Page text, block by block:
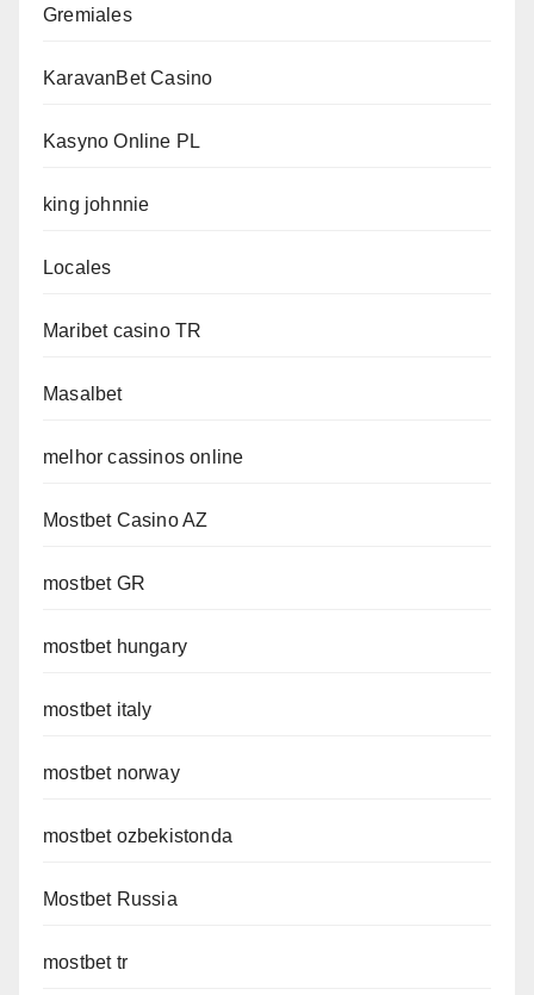
Gremiales
KaravanBet Casino
Kasyno Online PL
king johnnie
Locales
Maribet casino TR
Masalbet
melhor cassinos online
Mostbet Casino AZ
mostbet GR
mostbet hungary
mostbet italy
mostbet norway
mostbet ozbekistonda
Mostbet Russia
mostbet tr